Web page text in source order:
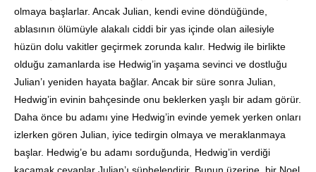
olmaya başlarlar. Ancak Julian, kendi evine döndüğünde,
ablasının ölümüyle alakalı ciddi bir yas içinde olan ailesiyle
hüzün dolu vakitler geçirmek zorunda kalır. Hedwig ile birlikte
olduğu zamanlarda ise Hedwig’in yaşama sevinci ve dostluğu
Julian’ı yeniden hayata bağlar. Ancak bir süre sonra Julian,
Hedwig’in evinin bahçesinde onu beklerken yaşlı bir adam görür.
Daha önce bu adamı yine Hedwig’in evinde yemek yerken onları
izlerken gören Julian, iyice tedirgin olmaya ve meraklanmaya
başlar. Hedwig’e bu adamı sorduğunda, Hedwig’in verdiği
kaçamak cevaplar Julian’ı şüphelendirir. Bunun üzerine, bir Noel